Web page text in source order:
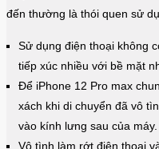
đến thường là thói quen sử
Sử dụng điện thoại không
tiếp xúc nhiều với bề mặt
Để iPhone 12 Pro max
xách khi di chuyển đã vô
vào kính lưng sau của máy.
Vô tình làm rớt điện thoại